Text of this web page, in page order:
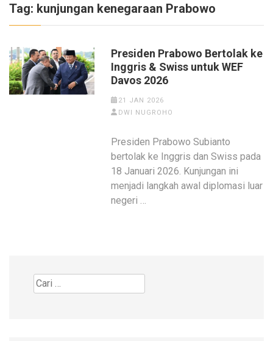
Tag: kunjungan kenegaraan Prabowo
Presiden Prabowo Bertolak ke
Inggris & Swiss untuk WEF
Davos 2026
21 JAN 2026
DWI NUGROHO
Presiden Prabowo Subianto
bertolak ke Inggris dan Swiss pada
18 Januari 2026. Kunjungan ini
menjadi langkah awal diplomasi luar
negeri …
Cari
untuk: